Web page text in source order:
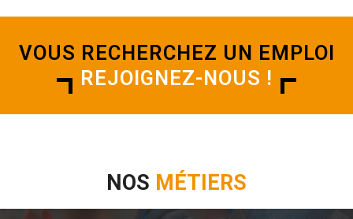
VOUS RECHERCHEZ UN EMPLOI
REJOIGNEZ-NOUS !
NOS MÉTIERS